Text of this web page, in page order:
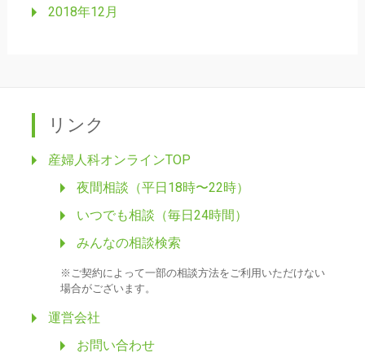
2018年12月
リンク
産婦人科オンラインTOP
夜間相談（平日18時〜22時）
いつでも相談（毎日24時間）
みんなの相談検索
※ご契約によって一部の相談方法をご利用いただけない
場合がございます。
運営会社
お問い合わせ